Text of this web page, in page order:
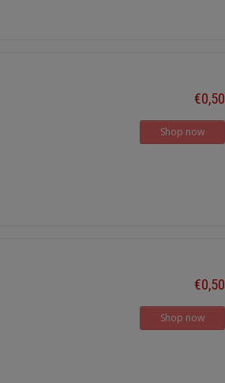
€0,50
Shop now
€0,50
Shop now